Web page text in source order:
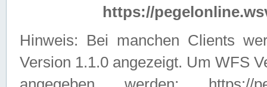
https://
Hinweis: Bei manchen Clients
Version 1.1.0 angezeigt. Um WFS